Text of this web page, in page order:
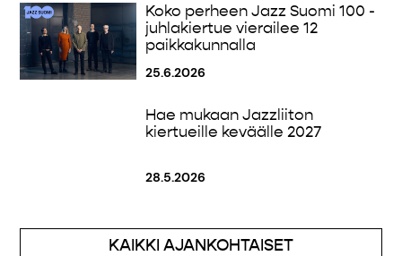
Koko perheen Jazz Suomi 100 -
juhlakiertue vierailee 12
paikkakunnalla
25.6.2026
Hae mukaan Jazzliiton
kiertueille keväälle 2027
28.5.2026
KAIKKI AJANKOHTAISET